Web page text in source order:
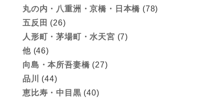
丸の内・八重洲・京橋・日本橋 (78)
五反田 (26)
人形町・茅場町・水天宮 (7)
他(46)
向島・本所吾妻橋 (27)
品川
(44)
恵比寿・中目黒 (40)